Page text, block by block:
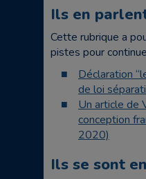
Ils en
Cette rubrique a
pistes pour
Déclaration
de loi
Un article de
conception
2020)
Ils se sont